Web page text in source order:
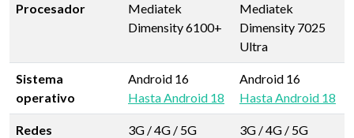
Procesador
Mediatek
Dimensity 6100+
Mediatek
Dimensity 7025
Ultra
Sistema
operativo
Android 16
Hasta Android 18
Android 16
Hasta Android 18
Redes 3G / 4G / 5G 3G / 4G / 5G